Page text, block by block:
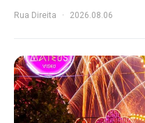
Rua Direita 2026.08.06